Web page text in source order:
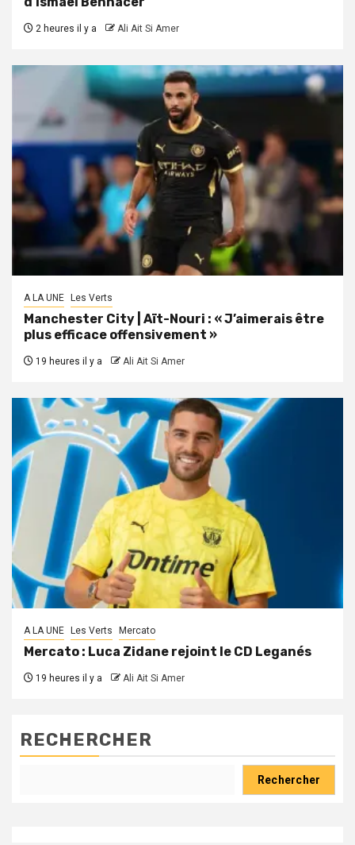
2 heures il y a Ali Ait Si Amer
A LA UNE Les Verts
Manchester City | Aït-Nouri : « J’aimerais être
plus efficace offensivement »
19 heures il y a Ali Ait Si Amer
A LA UNE Les Verts Mercato
Mercato : Luca Zidane rejoint le CD Leganés
19 heures il y a Ali Ait Si Amer
RECHERCHER
Rechercher